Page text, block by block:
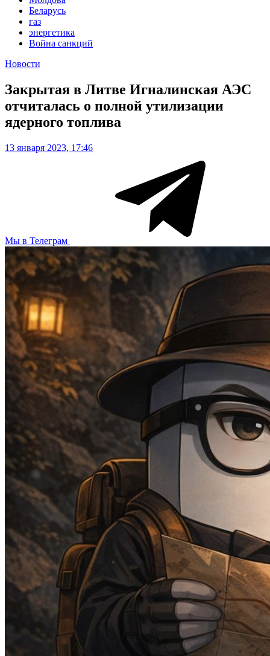
Беларусь
газ
энергетика
Война санкций
Новости
Закрытая в Литве Игналинская АЭС
отчиталась о полной утилизации
ядерного топлива
13 января 2023, 17:46
Мы в Телеграм